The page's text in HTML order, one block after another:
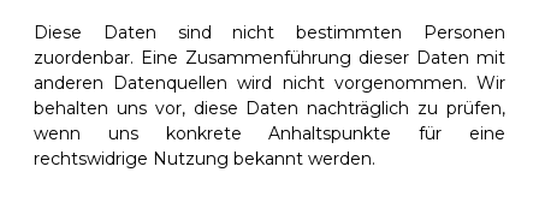
Diese Daten sind nicht bestimmten Personen
zuordenbar. Eine Zusammenführung dieser Daten mit
anderen Datenquellen wird nicht vorgenommen. Wir
behalten uns vor, diese Daten nachträglich zu prüfen,
wenn uns konkrete Anhaltspunkte für eine
rechtswidrige Nutzung bekannt werden.